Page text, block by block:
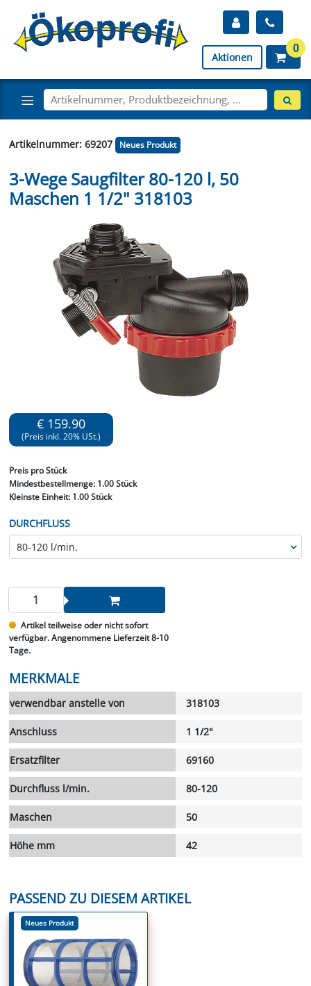
Aktionen
0
Artikelnummer: 69207 Neues Produkt
3-Wege Saugfilter 80-120 l, 50
Maschen 1 1/2" 318103
€ 159.90
(Preis inkl. 20% USt.)
Preis pro Stück
Mindestbestellmenge: 1.00 Stück
Kleinste Einheit:1.00 Stück
DURCHFLUSS
Artikel teilweise oder nicht sofort
verfügbar. Angenommene Lieferzeit 8-10
Tage.
MERKMALE
verwendbar anstelle von 318103
Anschluss 1 1/2"
Ersatzfilter 69160
Durchfluss l/min. 80-120
Maschen 50
Höhe mm 42
PASSEND ZU DIESEM ARTIKEL
Neues Produkt